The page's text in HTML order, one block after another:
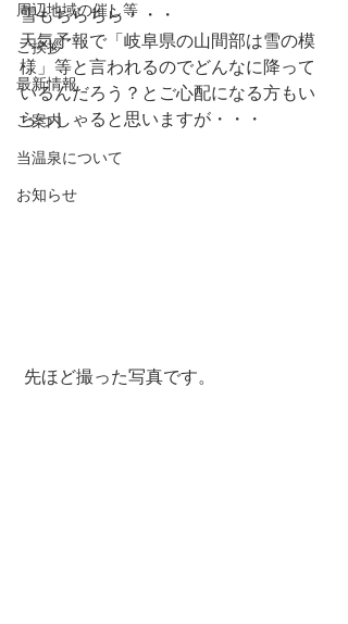
周辺地域の催し等
ご挨拶
最新情報
ご案内
当温泉について
お知らせ
雪もちらちら・・・
天気予報で「岐阜県の山間部は雪の模
様」等と言われるのでどんなに降って
いるんだろう？とご心配になる方もい
らっしゃると思いますが・・・
先ほど撮った写真です。